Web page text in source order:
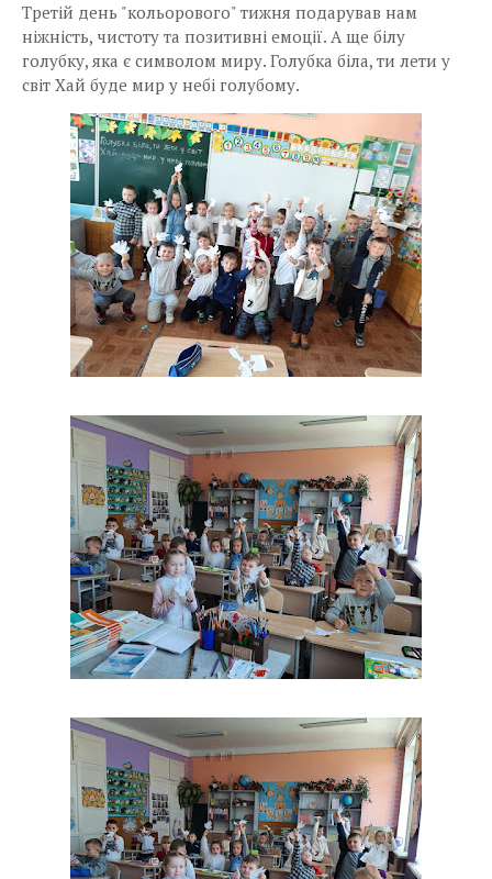
Третій день "кольорового" тижня подарував нам
ніжність, чистоту та позитивні емоції. А ще білу
голубку, яка є символом миру. Голубка біла, ти лети у
світ Хай буде мир у небі голубому.